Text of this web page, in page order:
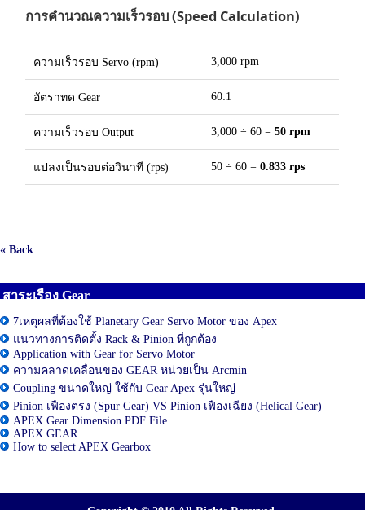
การคำนวณความเร็วรอบ (Speed Calculation)
ความเร็วรอบ Servo (rpm) 3,000 rpm
อัตราทด Gear 60:1
ความเร็วรอบ Output 3,000 ÷ 60 =50 rpm
แปลงเป็นรอบต่อวินาที (rps) 50 ÷ 60 =0.833 rps
« Back
สาระเรือง Gear
7เหตุผลที่ต้องใช้ Planetary Gear Servo Motor ของ Apex
แนวทางการติดตั้ง Rack & Pinion ที่ถูกต้อง
Application with Gear for Servo Motor
ความคลาดเคลื่อนของ GEAR หน่วยเป็น Arcmin
Coupling ขนาดใหญ่ ใช้กับ Gear Apex รุ่นใหญ่
Pinion เฟืองตรง (Spur Gear) VS Pinion เฟืองเฉียง (Helical Gear)
APEX Gear Dimension PDF File
APEX GEAR
How to select APEX Gearbox